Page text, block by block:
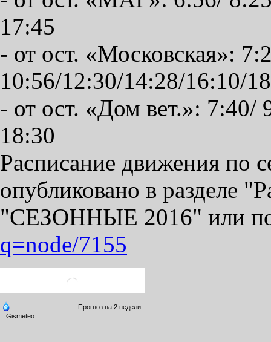
17:45
- от ост. «Московская»:
10:56/12:30/14:28/16:10/
- от ост. «Дом вет.»:
18:30
Расписание движения по
опубликовано в разделе
"СЕЗОННЫЕ 2016" или
q=node/7155